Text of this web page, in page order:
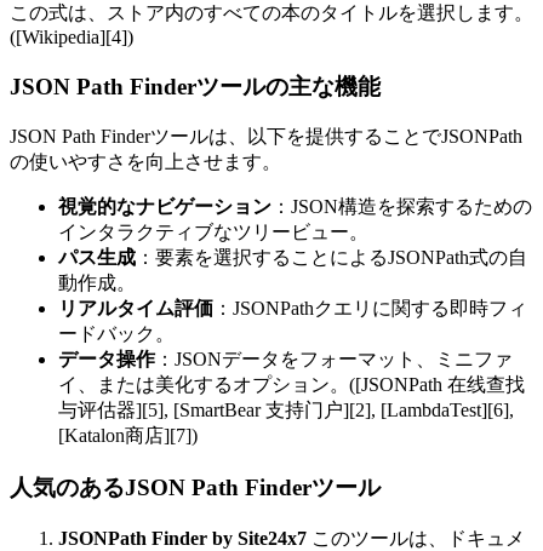
この式は、ストア内のすべての本のタイトルを選択します。
([Wikipedia][4])
JSON Path Finderツールの主な機能
JSON Path Finderツールは、以下を提供することでJSONPath
の使いやすさを向上させます。
視覚的なナビゲーション ：JSON構造を探索するための
インタラクティブなツリービュー。
パス生成 ：要素を選択することによるJSONPath式の自
動作成。
リアルタイム評価 ：JSONPathクエリに関する即時フィ
ードバック。
データ操作：JSONデータをフォーマット、ミニファ
イ、または美化するオプション。([JSONPath 在线查找
与评估器][5], [SmartBear 支持门户][2], [LambdaTest][6],
[Katalon商店][7])
人気のあるJSON Path Finderツール
JSONPath Finder by Site24x7 このツールは、ドキュメ